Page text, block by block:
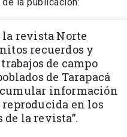
revista Norte
recuerdos y
de campo
de Tarapacá
información
en los
la revista”.